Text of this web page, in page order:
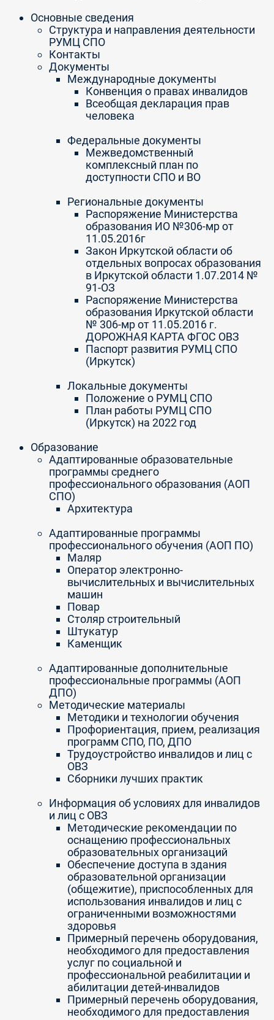
Основные сведения
Структура и направления деятельности
РУМЦ СПО
Контакты
Документы
Международные документы
Конвенция о правах инвалидов
Всеобщая декларация прав
человека
Федеральные документы
Межведомственный
комплексный план по
доступности СПО и ВО
Региональные документы
Распоряжение Министерства
образования ИО №306-мр от
11.05.2016г
Закон Иркутской области об
отдельных вопросах образования
в Иркутской области 1.07.2014 №
91-ОЗ
Распоряжение Министерства
образования Иркутской области
№ 306-мр от 11.05.2016 г.
ДОРОЖНАЯ КАРТА ФГОС ОВЗ
Паспорт развития РУМЦ СПО
(Иркутск)
Локальные документы
Положение о РУМЦ СПО
План работы РУМЦ СПО
(Иркутск) на 2022 год
Образование
Адаптированные образовательные
программы среднего
профессионального образования (АОП
СПО)
Архитектура
Адаптированные программы
профессионального обучения (АОП ПО)
Маляр
Оператор электронно-
вычислительных и вычислительных
машин
Повар
Столяр строительный
Штукатур
Каменщик
Адаптированные дополнительные
профессиональные программы (АОП
ДПО)
Методические материалы
Методики и технологии обучения
Профориентация, прием, реализация
программ СПО, ПО, ДПО
Трудоустройство инвалидов и лиц с
ОВЗ
Сборники лучших практик
Информация об условиях для инвалидов
и лиц с ОВЗ
Методические рекомендации по
оснащению профессиональных
образовательных организаций
Обеспечение доступа в здания
образовательной организации
(общежитие), приспособленных для
использования инвалидов и лиц с
ограниченными возможностями
здоровья
Примерный перечень оборудования,
необходимого для предоставления
услуг по социальной и
профессиональной реабилитации и
абилитации детей-инвалидов
Примерный перечень оборудования,
необходимого для предоставления